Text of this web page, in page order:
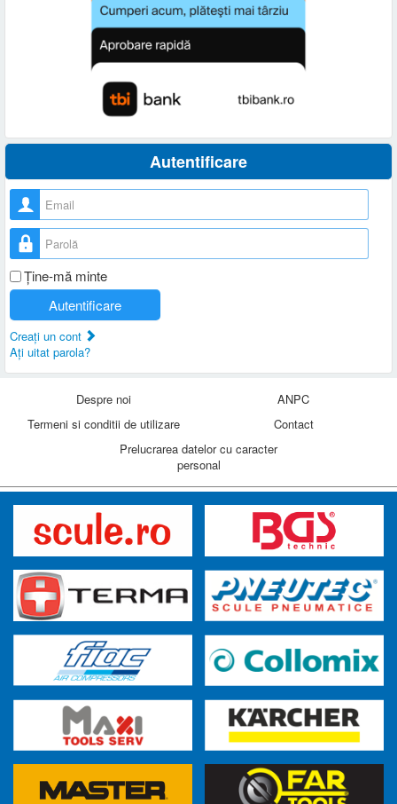
Autentificare
Nume utilizator
Parolă
Ţine-mă minte
Autentificare
Creaţi un cont
Aţi uitat parola?
Despre noi
ANPC
Termeni si conditii de utilizare
Contact
Prelucrarea datelor cu caracter
personal